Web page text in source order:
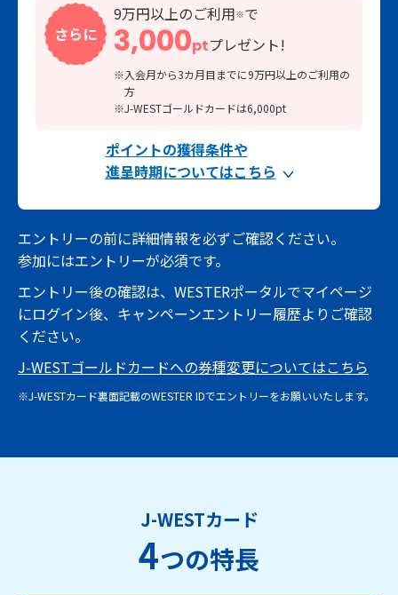
さらに
9万円以上のご利用※で
3,000ptプレゼント!
※入会月から3カ月目までに9万円以上のご利用の
方
※J-WESTゴールドカードは6,000pt
ポイントの獲得条件や
進呈時期についてはこちら
エントリーの前に詳細情報を必ずご確認ください。
参加にはエントリーが必須です。
エントリー後の確認は、WESTERポータルでマイページ
にログイン後、キャンペーンエントリー履歴よりご確認
ください。
J-WESTゴールドカードへの券種変更についてはこちら
※J-WESTカード裏面記載のWESTER IDでエントリーをお願いいたします。
J-WESTカード
4つの特長